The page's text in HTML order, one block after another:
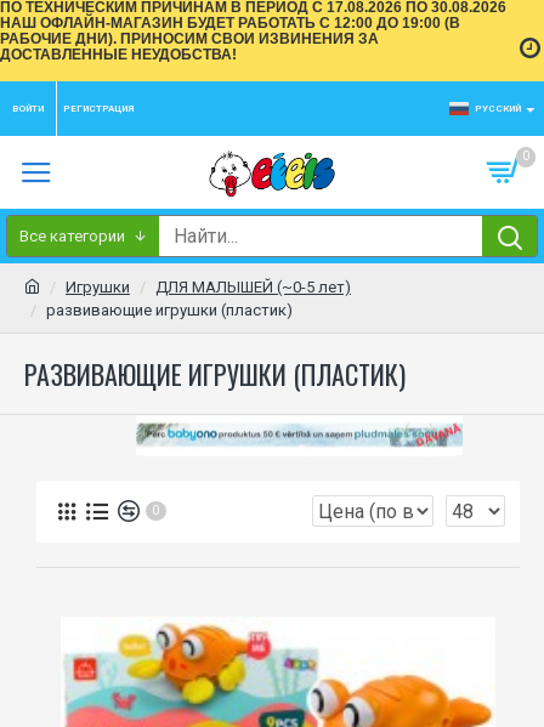
ПО ТЕХНИЧЕСКИМ ПРИЧИНАМ В ПЕРИОД С 17.08.2026 ПО 30.08.2026
НАШ ОФЛАЙН-МАГАЗИН БУДЕТ РАБОТАТЬ С 12:00 ДО 19:00 (В
РАБОЧИЕ ДНИ). ПРИНОСИМ СВОИ ИЗВИНЕНИЯ ЗА
ДОСТАВЛЕННЫЕ НЕУДОБСТВА!
ВОЙТИ РЕГИСТРАЦИЯ РУССКИЙ
0
Все категории
Игрушки
ДЛЯ МАЛЫШЕЙ (~0-5 лет)
развивающие игрушки (пластик)
РАЗВИВАЮЩИЕ ИГРУШКИ (ПЛАСТИК)
0